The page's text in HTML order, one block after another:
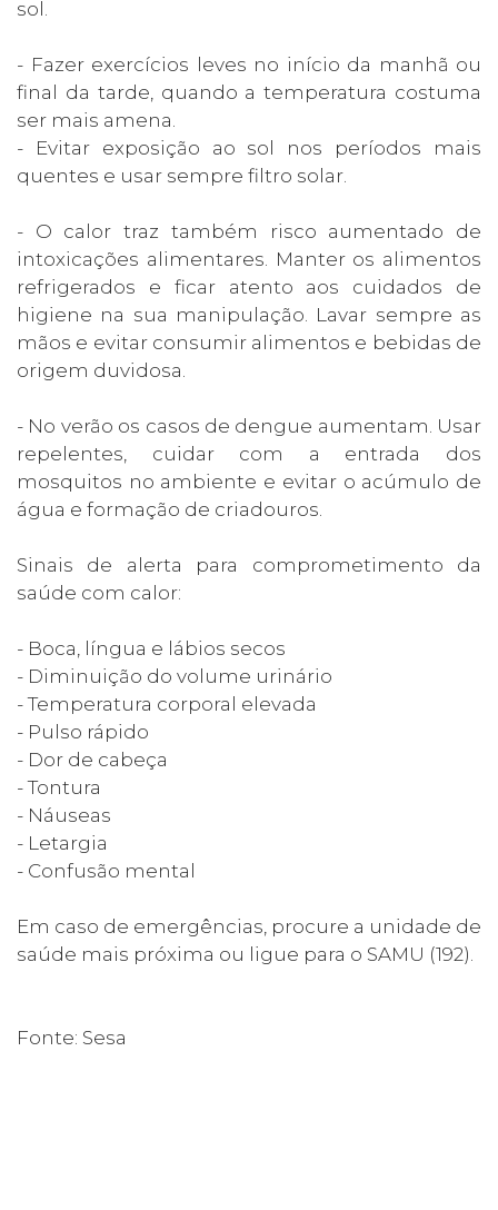
sol.
- Fazer exercícios leves no início da manhã ou
final da tarde, quando a temperatura costuma
ser mais amena.
- Evitar exposição ao sol nos períodos mais
quentes e usar sempre filtro solar.
- O calor traz também risco aumentado de
intoxicações alimentares. Manter os alimentos
refrigerados e ficar atento aos cuidados de
higiene na sua manipulação. Lavar sempre as
mãos e evitar consumir alimentos e bebidas de
origem duvidosa.
- No verão os casos de dengue aumentam. Usar
repelentes, cuidar com a entrada dos
mosquitos no ambiente e evitar o acúmulo de
água e formação de criadouros.
Sinais de alerta para comprometimento da
saúde com calor:
- Boca, língua e lábios secos
- Diminuição do volume urinário
- Temperatura corporal elevada
- Pulso rápido
- Dor de cabeça
- Tontura
- Náuseas
- Letargia
- Confusão mental
Em caso de emergências, procure a unidade de
saúde mais próxima ou ligue para o SAMU (192).
Fonte: Sesa